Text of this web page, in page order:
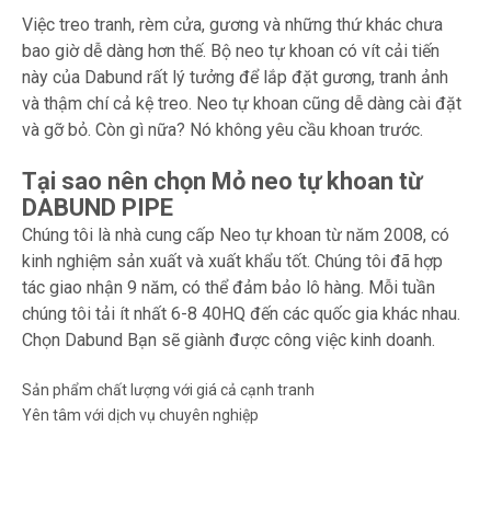
Việc treo tranh, rèm cửa, gương và những thứ khác chưa
bao giờ dễ dàng hơn thế. Bộ neo tự khoan có vít cải tiến
này của Dabund rất lý tưởng để lắp đặt gương, tranh ảnh
và thậm chí cả kệ treo. Neo tự khoan cũng dễ dàng cài đặt
và gỡ bỏ. Còn gì nữa? Nó không yêu cầu khoan trước.
Tại sao nên chọn Mỏ neo tự khoan từ
DABUND PIPE
Chúng tôi là nhà cung cấp Neo tự khoan từ năm 2008, có
kinh nghiệm sản xuất và xuất khẩu tốt. Chúng tôi đã hợp
tác giao nhận 9 năm, có thể đảm bảo lô hàng. Mỗi tuần
chúng tôi tải ít nhất 6-8 40HQ đến các quốc gia khác nhau.
Chọn Dabund Bạn sẽ giành được công việc kinh doanh.
Sản phẩm chất lượng với giá cả cạnh tranh
Yên tâm với dịch vụ chuyên nghiệp